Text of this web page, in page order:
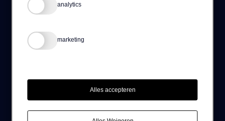
5616 RM, Eindhoven
analytics
marketing
Alles accepteren